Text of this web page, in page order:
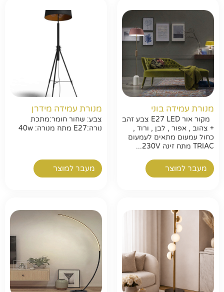
מנורת עמידה בוני
מקור אור E27 LED צבע זהב
+ צהוב , אפור , לבן , ורוד ,
כחול עמעום מתאים לעמעום
TRIAC מתח זינה 230V...
מעבר למוצר
מנורת עמידה מידרן
צבע: שחור חומר:מתכת
נורה:E27 מתח מנורה: 40w
מעבר למוצר